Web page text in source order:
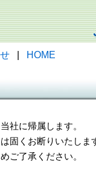
HOME
社に帰属します。
固くお断りいたしま
ご了承ください。